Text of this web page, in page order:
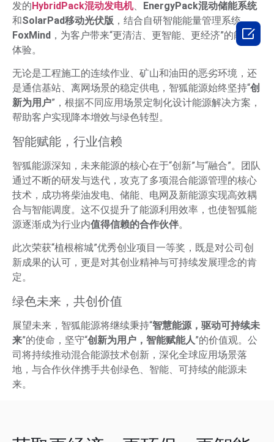
发的HybridPack混动发电机、 EnergyPack混动储能系统
和SolarPad移动光伏版 ，结合自研智能能量管理系统
FoxMind ，为客户带来“更清洁、更智能、更经济”的能源
体验。
无论是工程施工的连续作业、矿山和油田的恶劣环境，还
是通信基站、离网场景的稳定供电，智狐能源始终坚持“创
新为用户”，根据不同应用场景定制化设计能源解决方案，
帮助客户实现降本增效与绿色转型。
智能赋能，行业信赖
智狐能源深知，未来能源的核心在于“创新”与“融合”。团队
通过不断的研发与迭代，攻克了多项混合能源管理的核心
技术，成功将柴油发电、储能、电网及新能源实现高效耦
合与智能调度。这不仅提升了能源利用效率，也使智狐能
源逐渐成为行业内值得信赖的合作伙伴。
此次荣获“植根榕城”优秀创业项目一等奖，既是对公司创
新成果的认可，更是对其创业精神与可持续发展理念的肯
定。
绿色未来，共创价值
展望未来，智狐能源将继续秉持“智慧能源，驱动可持续未
来”的使命，坚守“创新为用户，智能赋能人”的价值观。公
司将持续推动混合能源技术创新，深化全球应用场景落
地，与合作伙伴携手共创绿色、智能、可持续的能源未
来。
